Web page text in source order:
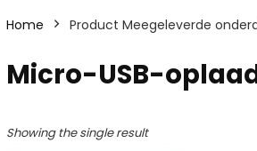
Home Product Meegeleverde
‎Micro-USB-
Showing the single result